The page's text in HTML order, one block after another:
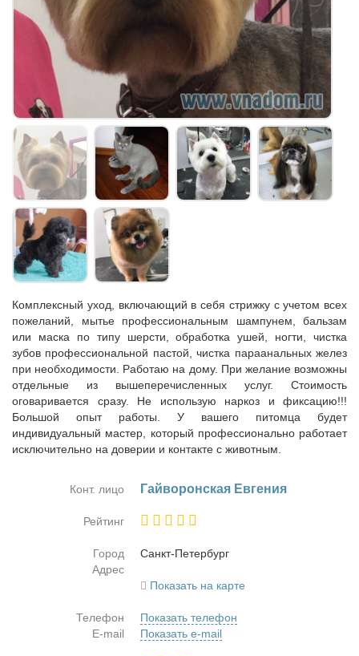
Комплексный уход, включающий в себя стрижку с учетом всех
пожеланий, мытье профессиональным шампунем, бальзам
или маска по типу шерсти, обработка ушей, ногти, чистка
зубов профессиональной пастой, чистка параанальных желез
при необходимости. Работаю на дому. При желание возможны
отдельные из вышеперечисленных услуг. Стоимость
оговаривается сразу. Не использую наркоз и фиксацию!!!
Большой опыт работы. У вашего питомца будет
индивидуальный мастер, который профессионально работает
исключительно на доверии и контакте с животным.
Конт. лицо Гай­во­рон­ская Ев­ге­ния
Рейтинг
Город
Санкт-Пе­тер­бург
Адрес
Показать на карте
Телефон
Показать телефон
E-mail
Показать e-mail